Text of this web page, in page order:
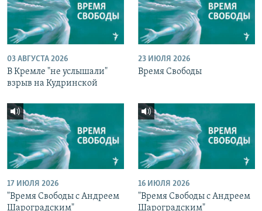
03 АВГУСТА 2026
В Кремле "не услышали"
взрыв на Кудринской
23 ИЮЛЯ 2026
Время Свободы
17 ИЮЛЯ 2026
"Время Свободы с Андреем
Шароградским"
16 ИЮЛЯ 2026
"Время Свободы с Андреем
Шароградским"